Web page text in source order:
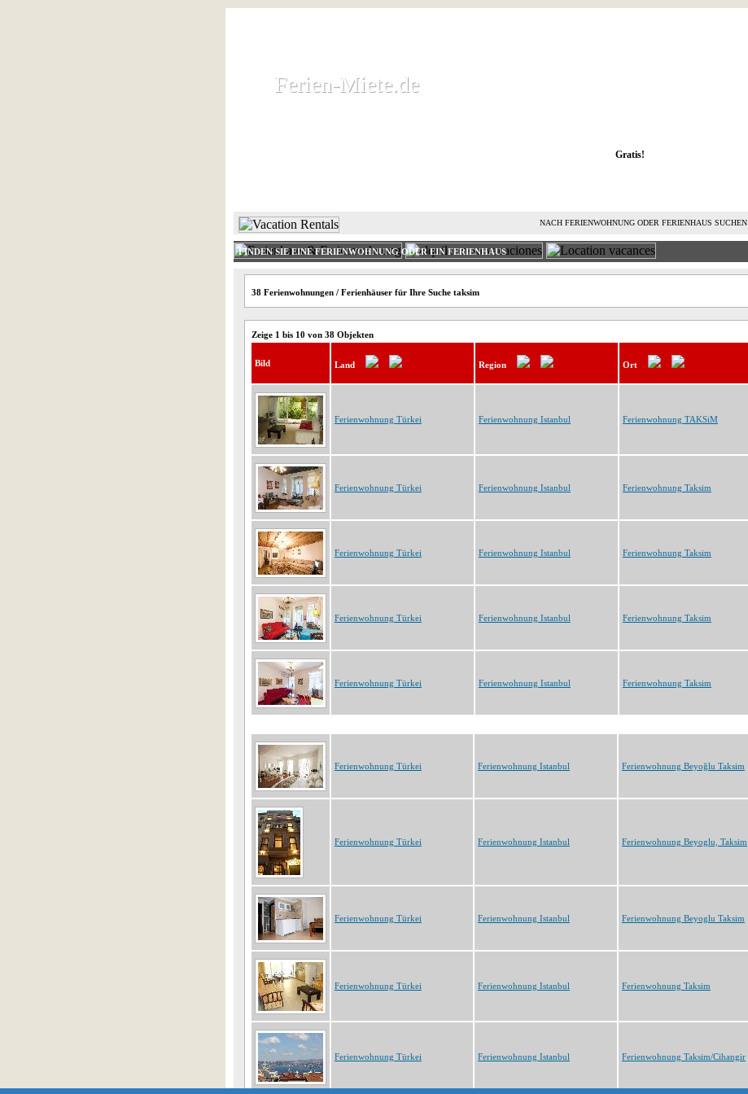
Ferien-Miete.de
Ferien-Miete.de
Gratis!
NACH FERIENWOHNUNG ODER FERIENHAUS SUCHEN
FINDEN SIE EINE FERIENWOHNUNG ODER EIN FERIENHAUS
38 Ferienwohnungen / Ferienhäuser für Ihre Suche taksim
Zeige 1 bis 10 von 38 Objekten
Bild Land Region Ort
Ferienwohnung Türkei Ferienwohnung Istanbul Ferienwohnung TAKSiM
Ferienwohnung Türkei Ferienwohnung Istanbul Ferienwohnung Taksim
Ferienwohnung Türkei Ferienwohnung Istanbul Ferienwohnung Taksim
Ferienwohnung Türkei Ferienwohnung Istanbul Ferienwohnung Taksim
Ferienwohnung Türkei Ferienwohnung Istanbul Ferienwohnung Taksim
Ferienwohnung Türkei Ferienwohnung Istanbul Ferienwohnung Beyoğlu Taksim
Ferienwohnung Türkei Ferienwohnung Istanbul Ferienwohnung Beyoglu, Taksim
Ferienwohnung Türkei Ferienwohnung Istanbul Ferienwohnung Beyoglu Taksim
Ferienwohnung Türkei Ferienwohnung Istanbul Ferienwohnung Taksim
Ferienwohnung Türkei Ferienwohnung Istanbul Ferienwohnung Taksim/Cihangir